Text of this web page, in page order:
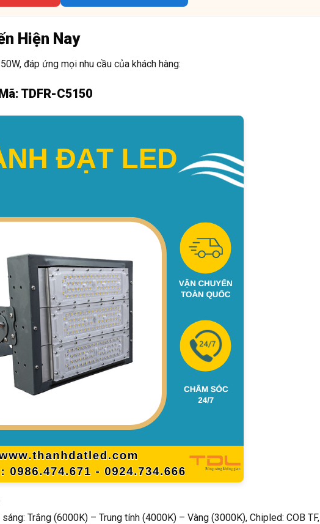
Hiện Nay
đáp ứng mọi nhu cầu của khách hàng:
TDFR-C5150
Trắng (6000K) – Trung tính (4000K) – Vàng (3000K), Chipled: COB TF,